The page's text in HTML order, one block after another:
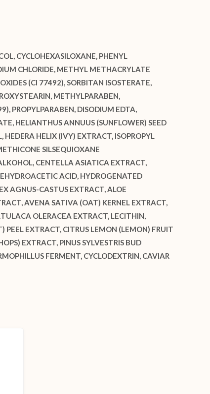
CYCLOHEXASILOXANE, PHENYL
CHLORIDE, METHYL METHACRYLATE
(CI 77492), SORBITAN ISOSTERATE,
METHYLPARABEN,
PROPYLPARABEN, DISODIUM EDTA,
HELIANTHUS ANNUUS (SUNFLOWER) SEED
HELIX (IVY) EXTRACT, ISOPROPYL
SILSEQUIOXANE
CENTELLA ASIATICA EXTRACT,
ACID, HYDROGENATED
AGNUS-CASTUS EXTRACT, ALOE
AVENA SATIVA (OAT) KERNEL EXTRACT,
OLERACEA EXTRACT, LECITHIN,
EXTRACT, CITRUS LEMON (LEMON) FRUIT
EXTRACT, PINUS SYLVESTRIS BUD
FERMENT, CYCLODEXTRIN, CAVIAR